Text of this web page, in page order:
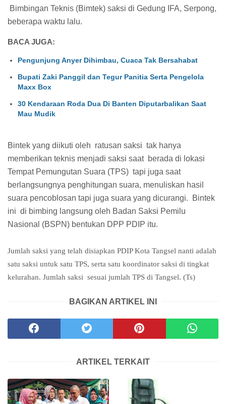
Bimbingan Teknis (Bimtek) saksi di Gedung IFA, Serpong,
beberapa waktu lalu.
BACA JUGA:
Pengunjung Anyer Dihimbau, Cuaca Tak Bersahabat
Bupati Zaki Panggil dan Tegur Panitia Serta Pengelola
Maxx Box
30 Kendaraan Roda Dua Di Banten Diputarbalikan Saat
Mau Mudik
Bintek yang diikuti oleh ratusan saksi tak hanya
memberikan teknis menjadi saksi saat berada di lokasi
Tempat Pemungutan Suara (TPS) tapi juga saat
berlangsungnya penghitungan suara, menuliskan hasil
suara pencoblosan tapi juga suara yang dicurangi.
Bintek
ini di bimbing langsung oleh Badan Saksi Pemilu
Nasional (BSPN) bentukan DPP PDIP itu.
Jumlah saksi yang telah disiapkan PDIP Kota Tangsel nanti adalah
satu saksi untuk satu TPS, serta satu koordinator saksi di tingkat
kelurahan. Jumlah saksi sesuai jumlah TPS di Tangsel. (Ts)
BAGIKAN ARTIKEL INI
ARTIKEL TERKAIT